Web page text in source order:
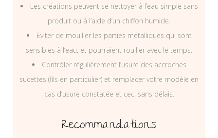
Les créations peuvent se nettoyer à l’eau simple sans
produit ou à l’aide d’un chiffon humide.
Eviter de mouiller les parties métalliques qui sont
sensibles à l’eau, et pourraient rouiller avec le temps.
Contrôler régulièrement l’usure des accroches
sucettes (fils en particulier) et remplacer votre modèle en
cas d’usure constatée et ceci sans délais.
Recommandations